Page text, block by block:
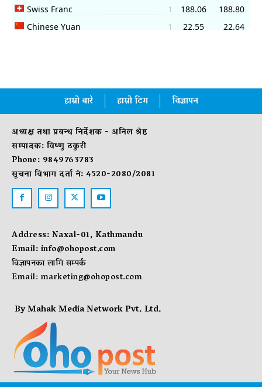
हाम्रो बारे हाम्रो टिम विज्ञापन
अध्यक्ष तथा प्रबन्ध निर्देशक - अनिल श्रेष्ठ
सम्पादक: विष्णु ठकुरी
Phone: 9849763783
सूचना विभाग दर्ता नं: 4520-2080/2081
Address: Naxal-01, Kathmandu
Email:info@ohopost.com
विज्ञापनका लागि सम्पर्क
Email:marketing@ohopost.com
By Mahak Media Network Pvt. Ltd.